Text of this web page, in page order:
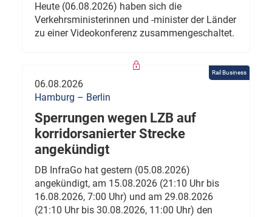
Heute (06.08.2026) haben sich die
Verkehrsministerinnen und -minister der Länder
zu einer Videokonferenz zusammengeschaltet.
Rail Business
06.08.2026
Hamburg – Berlin
Sperrungen wegen LZB auf
korridorsanierter Strecke
angekündigt
DB InfraGo hat gestern (05.08.2026)
angekündigt, am 15.08.2026 (21:10 Uhr bis
16.08.2026, 7:00 Uhr) und am 29.08.2026
(21:10 Uhr bis 30.08.2026, 11:00 Uhr) den